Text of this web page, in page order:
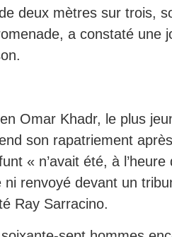
deux mètres sur trois,
a constaté une
Omar Khadr, le plus
son rapatriement
« n’avait été, à
renvoyé devant un
Ray Sarracino.